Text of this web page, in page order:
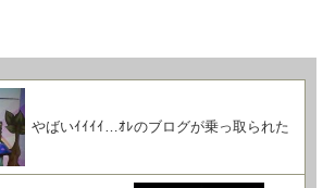
やばいｲｲｲｲ…ｵﾚのブログが乗っ取られた